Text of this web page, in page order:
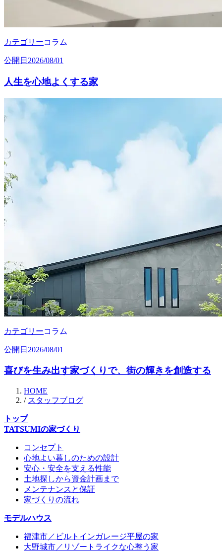
カテゴリーコラム
公開日 2026/08/01
人生を心地よくする家
カテゴリーコラム
公開日 2026/08/01
喜びを生み出す家づくりで、街の輝きを創造する
HOME
/ スタッフブログ
トップ
TATSUMIの家づくり
コンセプト
心地よい暮しのための設計
安心・安全を支える性能
土地探しから資金計画まで
メンテナンスと保証
家づくりの流れ
モデルハウス
福津市／ビルトインガレージ平屋の家
大野城市／リゾートライクな心整う家